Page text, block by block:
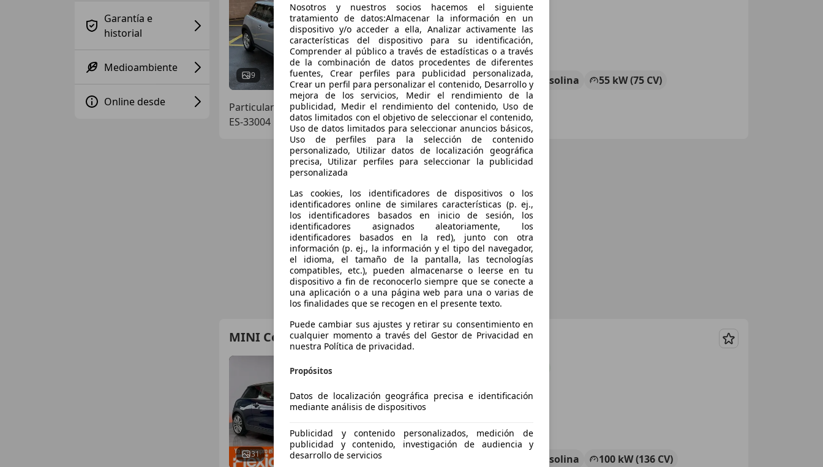
Garantía e
historial
Medioambiente
Online desde
9 07/2009 111.850 km Gasolina
55 kW (75 CV)
Particular
ES-33004 Oviedo
MINI Cooper
Guardar
31 Gasolina
100 kW (136 CV)
Nosotros y nuestros socios hacemos el siguiente
tratamiento de datos:Almacenar la información en un
dispositivo y/o acceder a ella, Analizar activamente las
características del dispositivo para su identificación,
Comprender al público a través de estadísticas o a través
de la combinación de datos procedentes de diferentes
fuentes, Crear perfiles para publicidad personalizada,
Crear un perfil para personalizar el contenido, Desarrollo y
mejora de los servicios, Medir el rendimiento de la
publicidad, Medir el rendimiento del contenido, Uso de
datos limitados con el objetivo de seleccionar el contenido,
Uso de datos limitados para seleccionar anuncios básicos,
Uso de perfiles para la selección de contenido
personalizado, Utilizar datos de localización geográfica
precisa, Utilizar perfiles para seleccionar la publicidad
personalizada
Las cookies, los identificadores de dispositivos o los
identificadores online de similares características (p. ej.,
los identificadores basados en inicio de sesión, los
identificadores asignados aleatoriamente, los
identificadores basados en la red), junto con otra
información (p. ej., la información y el tipo del navegador,
el idioma, el tamaño de la pantalla, las tecnologías
compatibles, etc.), pueden almacenarse o leerse en tu
dispositivo a fin de reconocerlo siempre que se conecte a
una aplicación o a una página web para una o varias de
los finalidades que se recogen en el presente texto.
Puede cambiar sus ajustes y retirar su consentimiento en
cualquier momento a través del Gestor de Privacidad en
nuestra Política de privacidad.
Propósitos
Datos de localización geográfica precisa e identificación
mediante análisis de dispositivos
Publicidad y contenido personalizados, medición de
publicidad y contenido, investigación de audiencia y
desarrollo de servicios